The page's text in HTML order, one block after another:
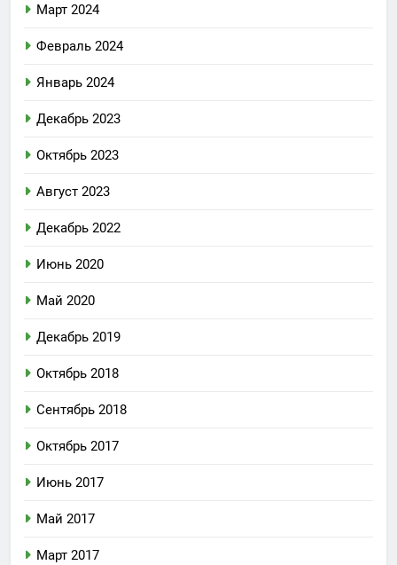
Март 2024
Февраль 2024
Январь 2024
Декабрь 2023
Октябрь 2023
Август 2023
Декабрь 2022
Июнь 2020
Май 2020
Декабрь 2019
Октябрь 2018
Сентябрь 2018
Октябрь 2017
Июнь 2017
Май 2017
Март 2017